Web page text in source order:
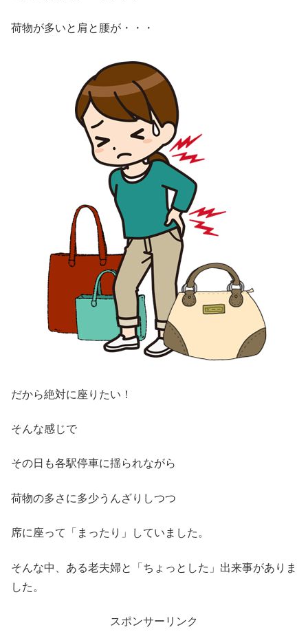
荷物が多いと肩と腰が・・・
だから絶対に座りたい！
そんな感じで
その日も各駅停車に揺られながら
荷物の多さに多少うんざりしつつ
席に座って「まったり」していました。
そんな中、ある老夫婦と「ちょっとした」出来事がありま
した。
スポンサーリンク